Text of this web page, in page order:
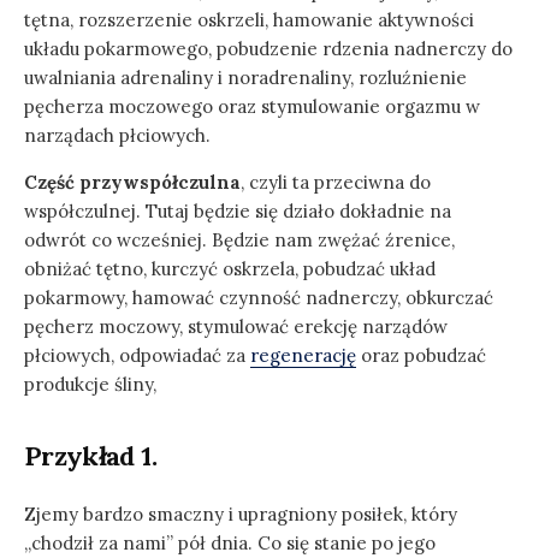
tętna, rozszerzenie oskrzeli, hamowanie aktywności
układu pokarmowego, pobudzenie rdzenia nadnerczy do
uwalniania adrenaliny i noradrenaliny, rozluźnienie
pęcherza moczowego oraz stymulowanie orgazmu w
narządach płciowych.
Część przywspółczulna, czyli ta przeciwna do
współczulnej. Tutaj będzie się działo dokładnie na
odwrót co wcześniej. Będzie nam zwężać źrenice,
obniżać tętno, kurczyć oskrzela, pobudzać układ
pokarmowy, hamować czynność nadnerczy, obkurczać
pęcherz moczowy, stymulować erekcję narządów
płciowych, odpowiadać za regenerację oraz pobudzać
produkcje śliny,
Przykład 1.
Zjemy bardzo smaczny i upragniony posiłek, który
„chodził za nami” pół dnia. Co się stanie po jego